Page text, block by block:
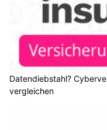
Datendiebstahl?
vergleichen